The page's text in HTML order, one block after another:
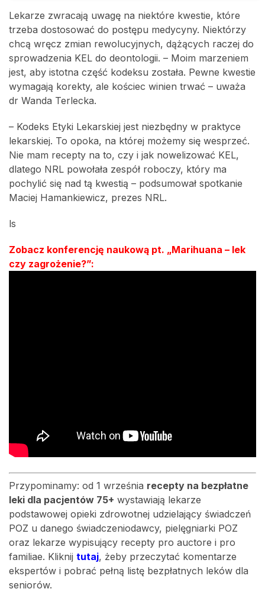
Lekarze zwracają uwagę na niektóre kwestie, które
trzeba dostosować do postępu medycyny. Niektórzy
chcą wręcz zmian rewolucyjnych, dążących raczej do
sprowadzenia KEL do deontologii. – Moim marzeniem
jest, aby istotna część kodeksu została. Pewne kwestie
wymagają korekty, ale kościec winien trwać – uważa
dr Wanda Terlecka.
– Kodeks Etyki Lekarskiej jest niezbędny w praktyce
lekarskiej. To opoka, na której możemy się wesprzeć.
Nie mam recepty na to, czy i jak nowelizować KEL,
dlatego NRL powołała zespół roboczy, który ma
pochylić się nad tą kwestią – podsumował spotkanie
Maciej Hamankiewicz, prezes NRL.
ls
Zobacz konferencję naukową pt. „Marihuana – lek
czy zagrożenie?”:
Przypominamy: od 1 września recepty na bezpłatne
leki dla pacjentów 75+ wystawiają lekarze
podstawowej opieki zdrowotnej udzielający świadczeń
POZ u danego świadczeniodawcy, pielęgniarki POZ
oraz lekarze wypisujący recepty pro auctore i pro
familiae. Kliknij tutaj, żeby przeczytać komentarze
ekspertów i pobrać pełną listę bezpłatnych leków dla
seniorów.